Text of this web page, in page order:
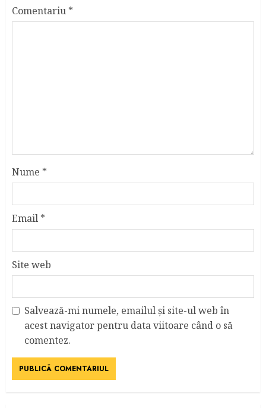
Comentariu *
Nume *
Email *
Site web
Salvează-mi numele, emailul și site-ul web în
acest navigator pentru data viitoare când o să
comentez.